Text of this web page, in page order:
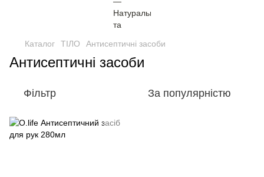
Каталог ТІЛО Антисептичні засоби
Антисептичні засоби
Фільтр За популярністю